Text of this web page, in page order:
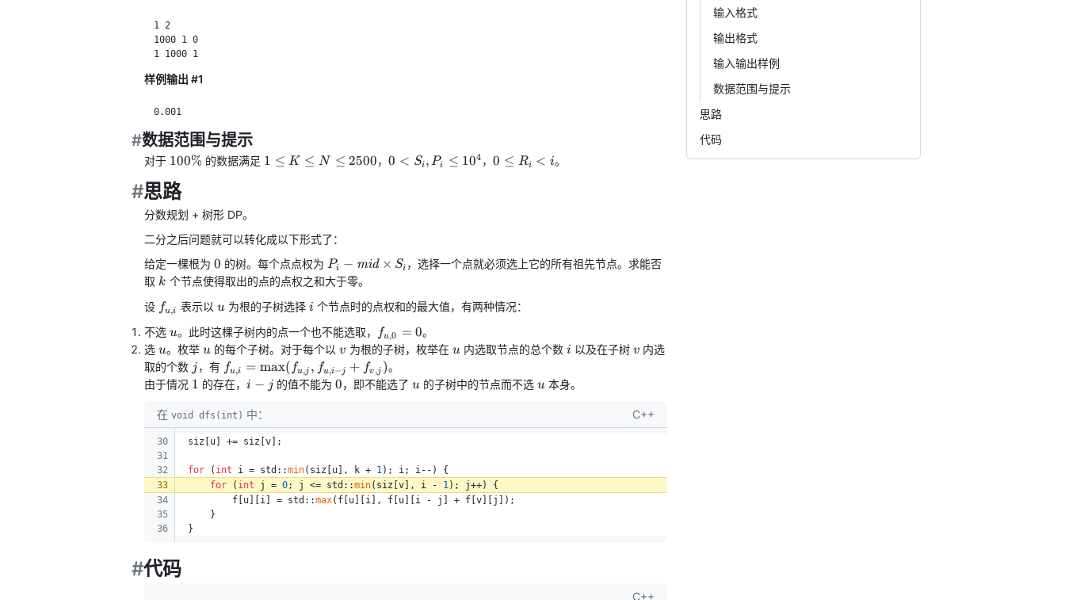
输入格式
输出格式
输入输出样例
数据范围与提示
思路
代码
法
正
常
渲
染。
样例输出 #1
#数据范围与提示
对于 100\%
100% 的数据满足 1
\leq
2500
1 ≤ K ≤ N ≤ 2500，0 <
0 < Si , Pi ≤ 104 ，0
0 ≤ Ri < i。
#思路
分数规划 + 树形 DP。
二分之后问题就可以转化成以下形式了：
给定一棵根为 0
0 的树。每个点点权为 P_i -
\mathit{mid}
Pi − mid × Si ，选择一个点就必须选上它的所有祖先节点。求能否
取 k
k 个节点使得取出的点的点权之和大于零。
设 f_{u,
fu,i 表示以 u
u为根的子树选择 i
i 个节点时的点权和的最大值，有两种情况：
不选 u
u。此时这棵子树内的点一个也不能选取，
f_{u,
0} =
0
fu,0 = 0。
选 u
u。枚举 u
u 的每个子树。对于每个以 v
v 为根的子树，枚举在 u
u内选取节点的总个数 i
i 以及在子树 v
v 内选
取的个数 jj，有 f_{u, i} =
\max(f_{u,
j} + f_{v,
j})
fu,i = max( fu,j , fu,i−j + fv,j )。
由于情况 1
1 的存在， i
j
i − j 的值不能为0
0，即不能选了u
u 的子树中的节点而不选u
u 本身。
在 void dfs(int) 中： C++
30
31
32
33
34
35
36
siz[u] += siz[v];
for ( int i = std::min(siz[u], k + 1); i; i--) {
for ( int j = 0; j <= std::min(siz[v], i - 1); j++) {
        f[u][i] = std::
max(f[u][i], f[u][i - j] + f[v][j]);
    }
}
#代码
C++